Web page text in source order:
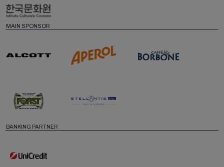
MAIN SPONSOR
BANKING PARTNER